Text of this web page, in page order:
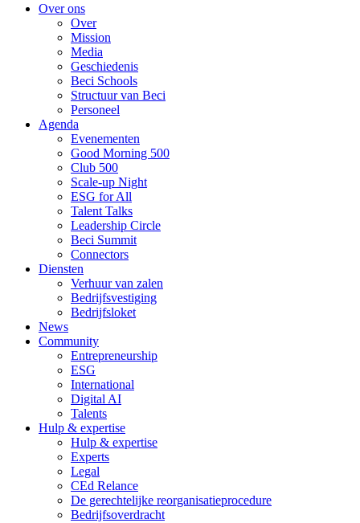
Over ons
Over
Mission
Media
Geschiedenis
Beci Schools
Structuur van Beci
Personeel
Agenda
Evenementen
Good Morning 500
Club 500
Scale-up Night
ESG for All
Talent Talks
Leadership Circle
Beci Summit
Connectors
Diensten
Verhuur van zalen
Bedrijfsvestiging
Bedrijfsloket
News
Community
Entrepreneurship
ESG
International
Digital AI
Talents
Hulp & expertise
Hulp & expertise
Experts
Legal
CEd Relance
De gerechtelijke reorganisatieprocedure
Bedrijfsoverdracht